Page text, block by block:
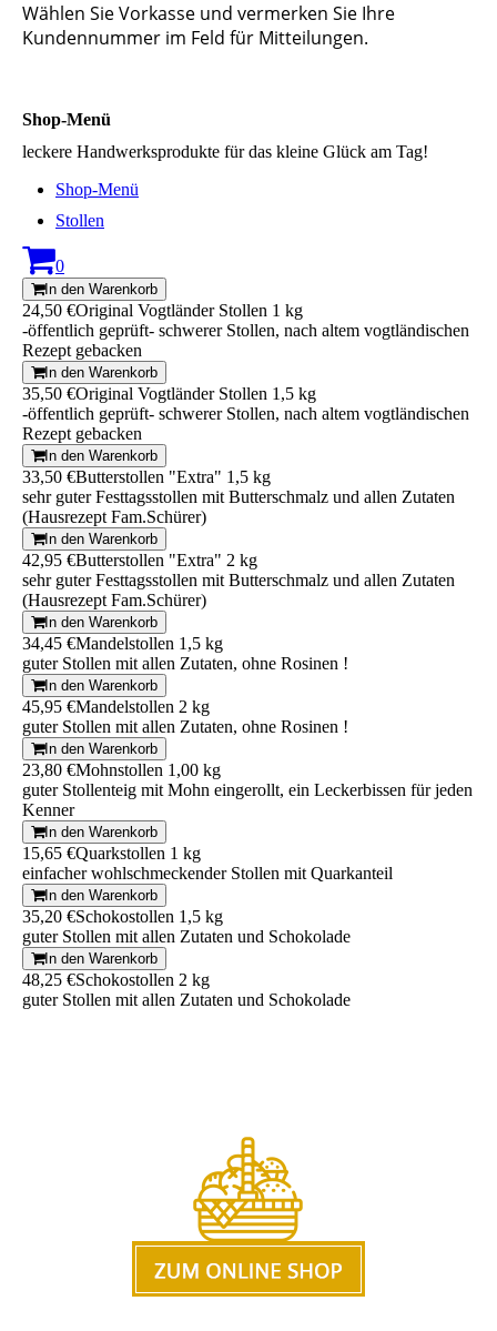
Wählen Sie Vorkasse und vermerken Sie Ihre
Kundennummer im Feld für Mitteilungen.
Shop-Menü
leckere Handwerksprodukte für das kleine Glück am Tag!
Shop-Menü
Stollen
0
In den Warenkorb
24,50 €Original Vogtländer Stollen 1 kg
-öffentlich geprüft- schwerer Stollen, nach altem vogtländischen
Rezept gebacken
In den Warenkorb
35,50 €Original Vogtländer Stollen 1,5 kg
-öffentlich geprüft- schwerer Stollen, nach altem vogtländischen
Rezept gebacken
In den Warenkorb
33,50 €Butterstollen "Extra" 1,5 kg
sehr guter Festtagsstollen mit Butterschmalz und allen Zutaten
(Hausrezept Fam.Schürer)
In den Warenkorb
42,95 €Butterstollen "Extra" 2 kg
sehr guter Festtagsstollen mit Butterschmalz und allen Zutaten
(Hausrezept Fam.Schürer)
In den Warenkorb
34,45 €Mandelstollen 1,5 kg
guter Stollen mit allen Zutaten, ohne Rosinen !
In den Warenkorb
45,95 €Mandelstollen 2 kg
guter Stollen mit allen Zutaten, ohne Rosinen !
In den Warenkorb
23,80 €Mohnstollen 1,00 kg
guter Stollenteig mit Mohn eingerollt, ein Leckerbissen für jeden
Kenner
In den Warenkorb
15,65 €Quarkstollen 1 kg
einfacher wohlschmeckender Stollen mit Quarkanteil
In den Warenkorb
35,20 €Schokostollen 1,5 kg
guter Stollen mit allen Zutaten und Schokolade
In den Warenkorb
48,25 €Schokostollen 2 kg
guter Stollen mit allen Zutaten und Schokolade